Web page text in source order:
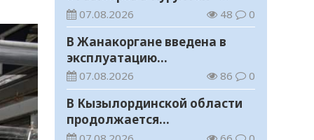
опрос общественного мнения
07.08.2026 48 0
В Жанакоргане введена в
эксплуатацию
водораспределительная
станция
07.08.2026 86 0
В Кызылординской области
продолжается
экологическая акция «Таза